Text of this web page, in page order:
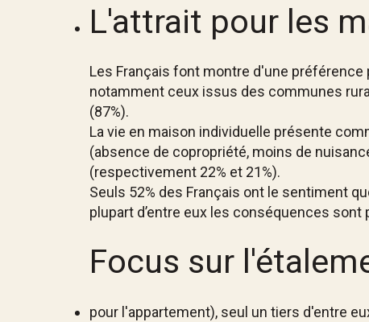
L'attrait pour les
Les Français font montre d'une
notamment ceux issus des communes
(87%).
La vie en maison individuelle présente
(absence de copropriété, moins de
(respectivement 22% et 21%).
Seuls 52% des Français ont le sentiment
plupart d’entre eux les conséquences
Focus sur
pour l'appartement), seul un tiers d'entre